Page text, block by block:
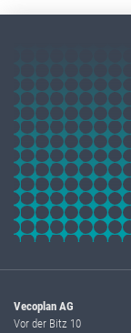
Vecoplan AG
Vor der Bitz 10